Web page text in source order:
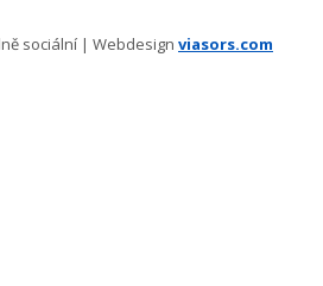
sociální | Webdesign viasors.com